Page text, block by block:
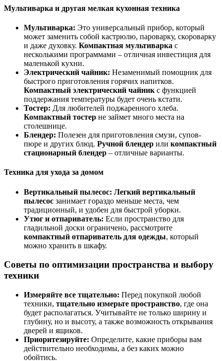
Мультиварка и другая мелкая кухонная техника
Мультиварка: Это универсальный прибор, который
может заменить собой кастрюлю, пароварку, скороварку
и даже духовку. Компактная мультиварка с
несколькими программами – отличная инвестиция для
маленькой кухни.
Электрический чайник: Незаменимый помощник для
быстрого приготовления горячих напитков.
Компактный электрический чайник с функцией
поддержания температуры будет очень кстати.
Тостер: Для любителей поджаренного хлеба.
Компактный тостер не займет много места на
столешнице.
Блендер: Полезен для приготовления смузи, супов-
пюре и других блюд. Ручной блендер или компактный
стационарный блендер – отличные варианты.
Техника для ухода за домом
Вертикальный пылесос: Легкий вертикальный
пылесос занимает гораздо меньше места, чем
традиционный, и удобен для быстрой уборки.
Утюг и отпариватель: Если пространство для
гладильной доски ограничено, рассмотрите
компактный отпариватель для одежды, который
можно хранить в шкафу.
Советы по оптимизации пространства и выбору
техники
Измеряйте все тщательно: Перед покупкой любой
техники, тщательно измерьте пространство, где она
будет располагаться. Учитывайте не только ширину и
глубину, но и высоту, а также возможность открывания
дверей и ящиков.
Приоритезируйте: Определите, какие приборы вам
действительно необходимы, а без каких можно
обойтись.